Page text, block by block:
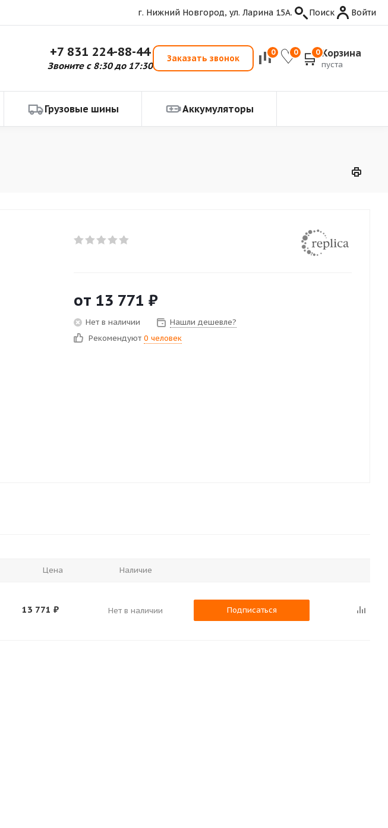
г. Нижний Новгород, ул. Ларина 15А. Поиск Войти
+7 831 224-88-44
Звоните с 8:30 до 17:30
Заказать звонок
0 0 0 Корзина
пуста
Грузовые шины Аккумуляторы
от 13 771 ₽
Нет в наличии
Нашли дешевле?
Рекомендуют 0 человек
Цена Наличие
13 771 ₽ Нет в наличии Подписаться